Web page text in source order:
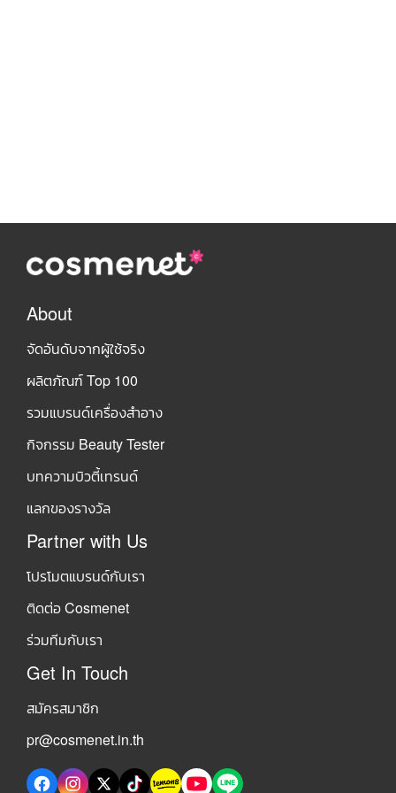
About
จัดอันดับจากผู้ใช้จริง
ผลิตภัณฑ์ Top 100
รวมแบรนด์เครื่องสำอาง
กิจกรรม Beauty Tester
บทความบิวตี้เทรนด์
แลกของรางวัล
Partner with Us
โปรโมตแบรนด์กับเรา
ติดต่อ Cosmenet
ร่วมทีมกับเรา
Get In Touch
สมัครสมาชิก
pr@cosmenet.in.th